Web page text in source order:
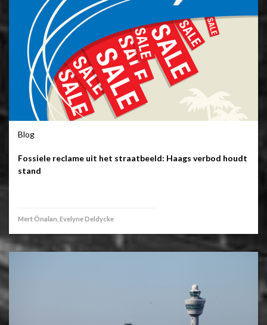
Blog
Fossiele reclame uit het straatbeeld: Haags verbod houdt
stand
Mert Önalan, Evelyne Deldycke